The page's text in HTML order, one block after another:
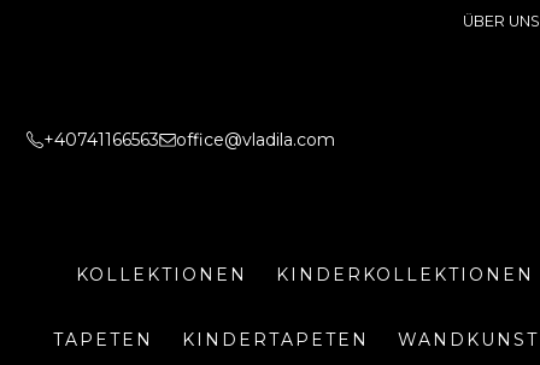
ÜBER UNS
+40741166563 office@vladila.com
KOLLEKTIONEN KINDERKOLLEKTIONEN
TAPETEN KINDERTAPETEN WANDKUNST